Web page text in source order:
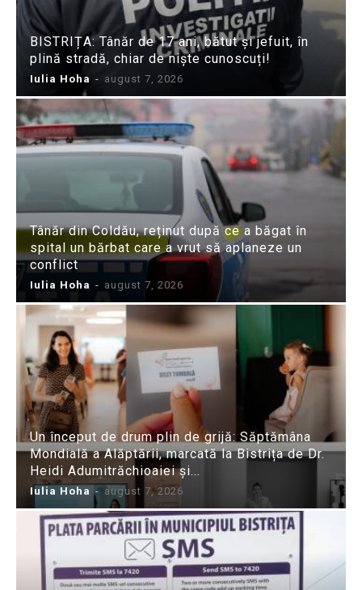
BISTRIȚA: Tânăr de 17 ani, bătut și jefuit, în
plină stradă, chiar de niște cunoscuți!
Iulia Hoha - august 7, 2026
Tânăr din Coldău, reținut după ce a băgat în
spital un bărbat care a vrut să aplaneze un
conflict
Iulia Hoha - august 7, 2026
Un început de drum plin de grijă: Săptămâna
Mondială a Alăptării, marcată la Bistrița de Dr.
Heidi Adumitrăchioaiei și...
Iulia Hoha - august 7, 2026